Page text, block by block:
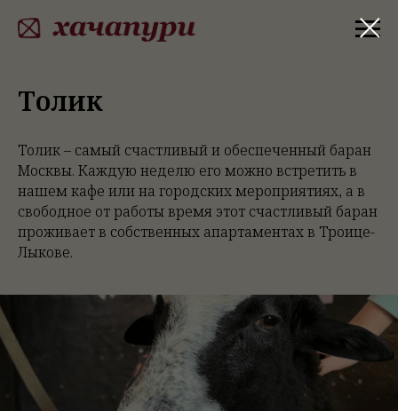
Толик
Толик – самый счастливый и обеспеченный баран
Москвы. Каждую неделю его можно встретить в
нашем кафе или на городских мероприятиях, а в
свободное от работы время этот счастливый баран
проживает в собственных апартаментах в Троице-
Лыкове.